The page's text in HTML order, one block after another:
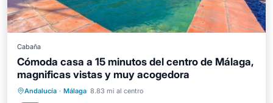
Cabaña
Cómoda casa a 15 minutos del centro de Málaga,
magnificas vistas y muy acogedora
Andalucía · Málaga 8.83 mi al centro
Frente al mar Aparcamiento